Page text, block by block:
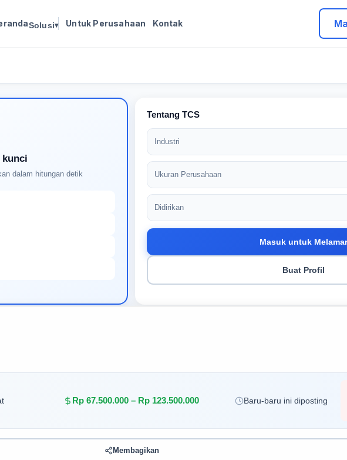
Solusi▾ Untuk Perusahaan Kontak
Rp 67.500.000 – Rp 123.500.000 Baru-baru ini diposting
Membagikan
kunci
dalam hitungan detik
Tentang TCS
Industri
Ukuran Perusahaan
Didirikan
Masuk untuk Melamar
Buat Profil